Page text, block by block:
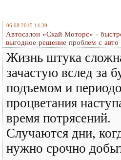
06.08.2015 14:39
Автосалон «Скай Моторс» -
выгодное решение проблем с авто
Жизнь штука
зачастую вслед за
подъемом и
процветания
время потрясений.
Случаются дни,
нужно срочно